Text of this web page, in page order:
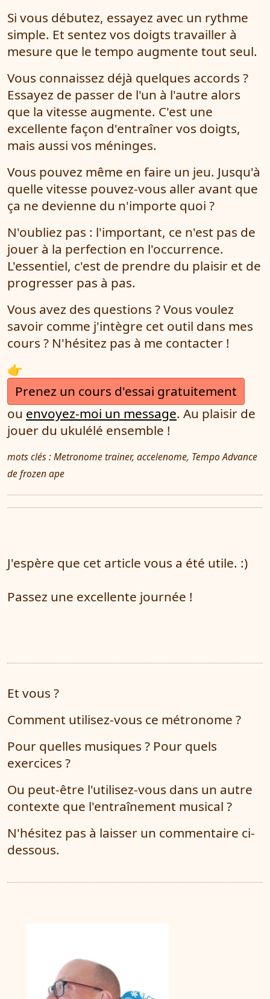
Si vous débutez, essayez avec un rythme
simple. Et sentez vos doigts travailler à
mesure que le tempo augmente tout seul.
Vous connaissez déjà quelques accords ?
Essayez de passer de l'un à l'autre alors
que la vitesse augmente. C'est une
excellente façon d'entraîner vos doigts,
mais aussi vos méninges.
Vous pouvez même en faire un jeu. Jusqu'à
quelle vitesse pouvez-vous aller avant que
ça ne devienne du n'importe quoi ?
N'oubliez pas : l'important, ce n'est pas de
jouer à la perfection en l'occurrence.
L'essentiel, c'est de prendre du plaisir et de
progresser pas à pas.
Vous avez des questions ? Vous voulez
savoir comme j'intègre cet outil dans mes
cours ? N'hésitez pas à me contacter !
👉
Prenez un cours d'essai gratuitement
ou envoyez-moi un message. Au plaisir de
jouer du ukulélé ensemble !
mots clés : Metronome trainer, accelenome, Tempo Advance
de frozen ape
J'espère que cet article vous a été utile. :)
Passez une excellente journée !
Et vous ?
Comment utilisez-vous ce métronome ?
Pour quelles musiques ? Pour quels
exercices ?
Ou peut-être l'utilisez-vous dans un autre
contexte que l'entraînement musical ?
N'hésitez pas à laisser un commentaire ci-
dessous.